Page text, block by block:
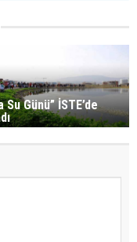
Su Günü” İSTE’de